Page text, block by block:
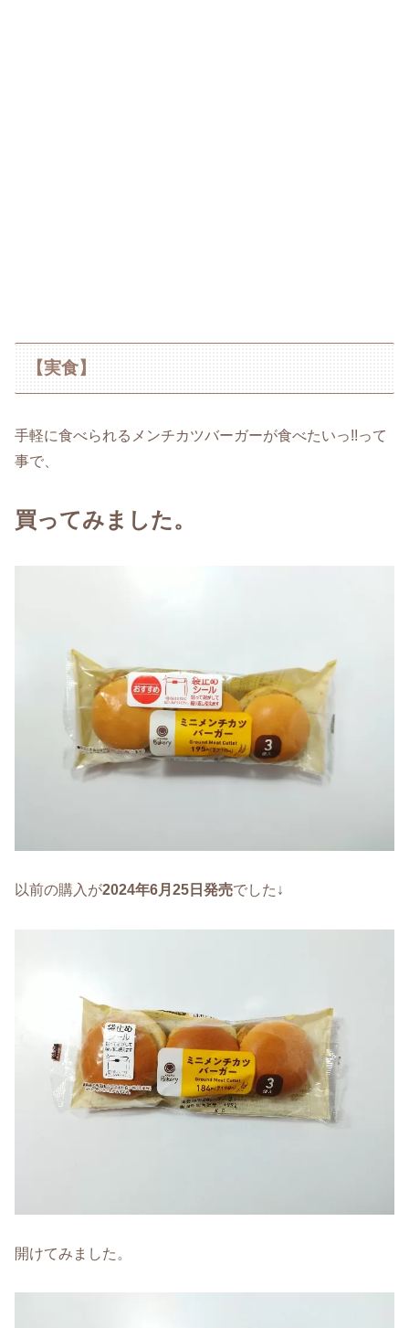
【実食】
手軽に食べられるメンチカツバーガーが食べたいっ!!って
事で、
買ってみました。
以前の購入が2024年6月25日発売でした↓
開けてみました。